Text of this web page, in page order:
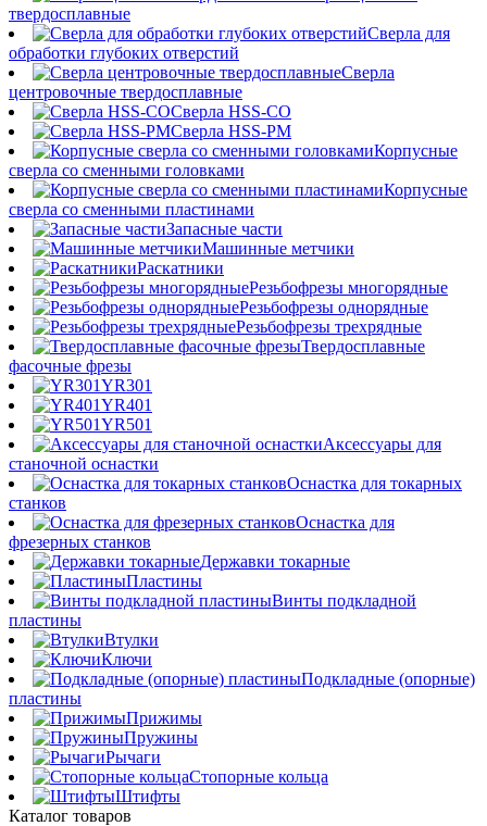
твердосплавные
Сверла для
обработки глубоких отверстий
Сверла
центровочные твердосплавные
Сверла HSS-CO
Сверла HSS-PM
Корпусные
сверла со сменными головками
Корпусные
сверла со сменными пластинами
Запасные части
Машинные метчики
Раскатники
Резьбофрезы многорядные
Резьбофрезы однорядные
Резьбофрезы трехрядные
Твердосплавные
фасочные фрезы
YR301
YR401
YR501
Аксессуары для
станочной оснастки
Оснастка для токарных
станков
Оснастка для
фрезерных станков
Державки токарные
Пластины
Винты подкладной
пластины
Втулки
Ключи
Подкладные (опорные)
пластины
Прижимы
Пружины
Рычаги
Стопорные кольца
Штифты
Каталог товаров